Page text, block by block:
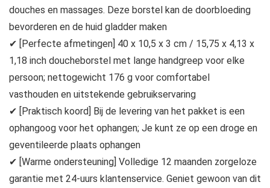
douches en massages. Deze borstel kan de doorbloeding
bevorderen en de huid gladder maken
✔ [Perfecte afmetingen] 40 x 10,5 x 3 cm / 15,75 x 4,13 x
1,18 inch doucheborstel met lange handgreep voor elke
persoon; nettogewicht 176 g voor comfortabel
vasthouden en uitstekende gebruikservaring
✔ [Praktisch koord] Bij de levering van het pakket is een
ophangoog voor het ophangen; Je kunt ze op een droge en
geventileerde plaats ophangen
✔ [Warme ondersteuning] Volledige 12 maanden zorgeloze
garantie met 24-uurs klantenservice. Geniet gewoon van dit